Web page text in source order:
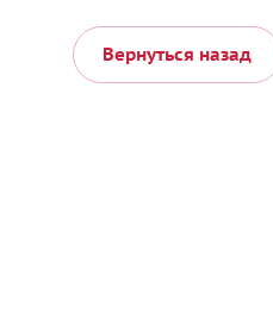
Вернуться назад